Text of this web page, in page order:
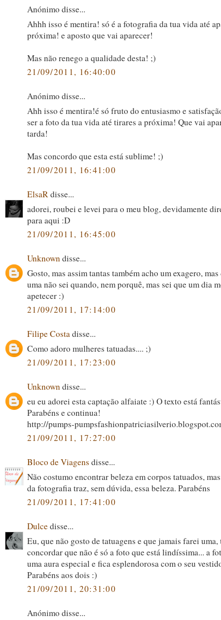
Anónimo disse...
Ahhh isso é mentira! só é a fotografia da tua vida até
próxima! e aposto que vai aparecer!
Mas não renego a qualidade desta! ;)
21/09/2011, 16:40:00
Anónimo disse...
Ahh isso é mentira!é só fruto do entusiasmo e
ser a foto da tua vida até tirares a próxima! Que vai
tarda!
Mas concordo que esta está sublime! ;)
21/09/2011, 16:41:00
ElsaRdisse...
adorei, roubei e levei para o meu blog, devidamente
para aqui :D
21/09/2011, 16:45:00
Unknowndisse...
Gosto, mas assim tantas também acho um exagero,
uma não sei quando, nem porquê, mas sei que um dia
apetecer :)
21/09/2011, 17:14:00
Filipe Costadisse...
Como adoro mulheres tatuadas.... ;)
21/09/2011, 17:23:00
Unknowndisse...
eu eu adorei esta captação alfaiate :) O texto está
Parabéns e continua!
http://pumps-
21/09/2011, 17:27:00
Bloco de Viagens disse...
Não costumo encontrar beleza em corpos tatuados,
da fotografia traz, sem dúvida, essa beleza. Parabéns
21/09/2011, 17:41:00
Dulcedisse...
Eu, que não gosto de tatuagens e que jamais farei uma,
concordar que não é só a foto que está lindíssima... a
uma aura especial e fica esplendorosa com o seu
Parabéns aos dois :)
21/09/2011, 20:31:00
Anónimo disse...